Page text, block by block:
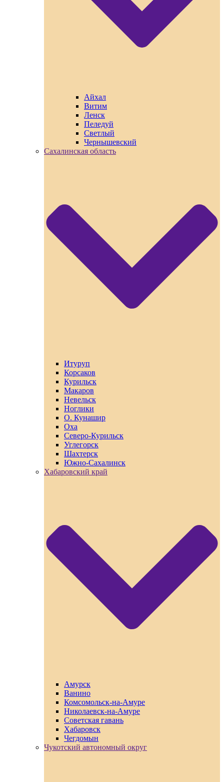
Айхал
Витим
Ленск
Пеледуй
Светлый
Чернышевский
Сахалинская область
Итуруп
Корсаков
Курильск
Макаров
Невельск
Ноглики
О. Кунашир
Оха
Северо-Курильск
Углегорск
Шахтерск
Южно-Сахалинск
Хабаровский край
Амурск
Ванино
Комсомольск-на-Амуре
Николаевск-на-Амуре
Советская гавань
Хабаровск
Чегдомын
Чукотский автономный округ